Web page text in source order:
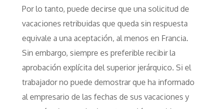
Por lo tanto, puede decirse que una solicitud de
vacaciones retribuidas que queda sin respuesta
equivale a una aceptación, al menos en Francia.
Sin embargo, siempre es preferible recibir la
aprobación explícita del superior jerárquico. Si el
trabajador no puede demostrar que ha informado
al empresario de las fechas de sus vacaciones y